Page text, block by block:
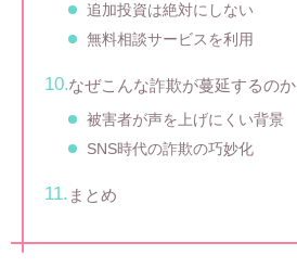
追加投資は絶対にしない
無料相談サービスを利用
なぜこんな詐欺が蔓延するのか
被害者が声を上げにくい背景
SNS時代の詐欺の巧妙化
まとめ